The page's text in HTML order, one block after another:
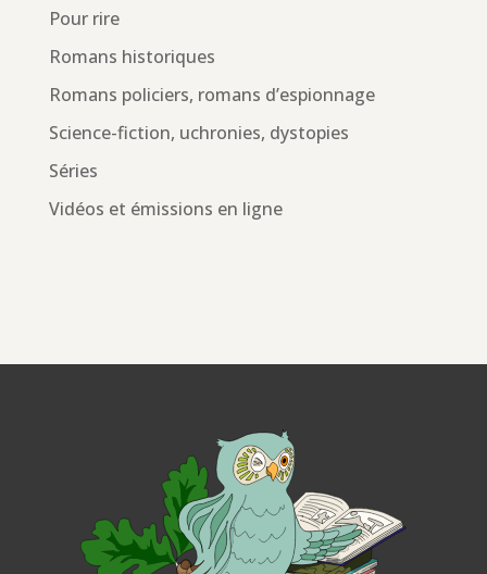
Pour rire
Romans historiques
Romans policiers, romans d’espionnage
Science-fiction, uchronies, dystopies
Séries
Vidéos et émissions en ligne